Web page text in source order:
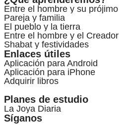
Entre el hombre y su prójimo
Pareja y familia
El pueblo y la tierra
Entre el hombre y el Creador
Shabat y festividades
Enlaces útiles
Aplicación para Android
Aplicación para iPhone
Adquirir libros
Planes de estudio
La Joya Diaria
Síganos